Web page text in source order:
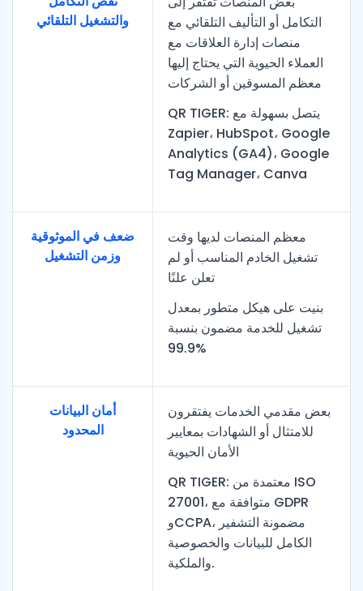
والتشغيل التلقائي
التكامل أو التأليف التلقائي مع
منصات إدارة العلاقات مع
العملاء الحيوية التي يحتاج إليها
معظم المسوقين أو الشركات
QR TIGER: يتصل بسهولة مع
Zapier، HubSpot، Google
Analytics (GA4)، Google
Tag Manager، Canva
ضعف في الموثوقية
وزمن التشغيل
معظم المنصات لديها وقت
تشغيل الخادم المناسب أو لم
تعلن علنًا
بنيت على هيكل متطور بمعدل
تشغيل للخدمة مضمون بنسبة
99.9%
أمان البيانات
المحدود
بعض مقدمي الخدمات يفتقرون
للامتثال أو الشهادات بمعايير
الأمان الحيوية
QR TIGER: معتمدة من ISO
27001، متوافقة مع GDPR
وCCPA، مضمونة التشفير
الكامل للبيانات والخصوصية
والملكية.